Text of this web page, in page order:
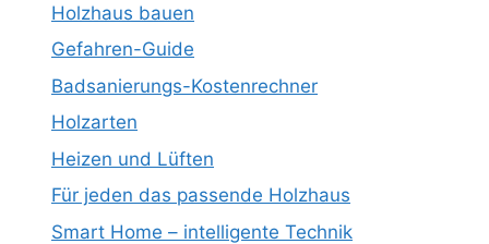
Holzhaus bauen
Gefahren-Guide
Badsanierungs-Kostenrechner
Holzarten
Heizen und Lüften
Für jeden das passende Holzhaus
Smart Home – intelligente Technik